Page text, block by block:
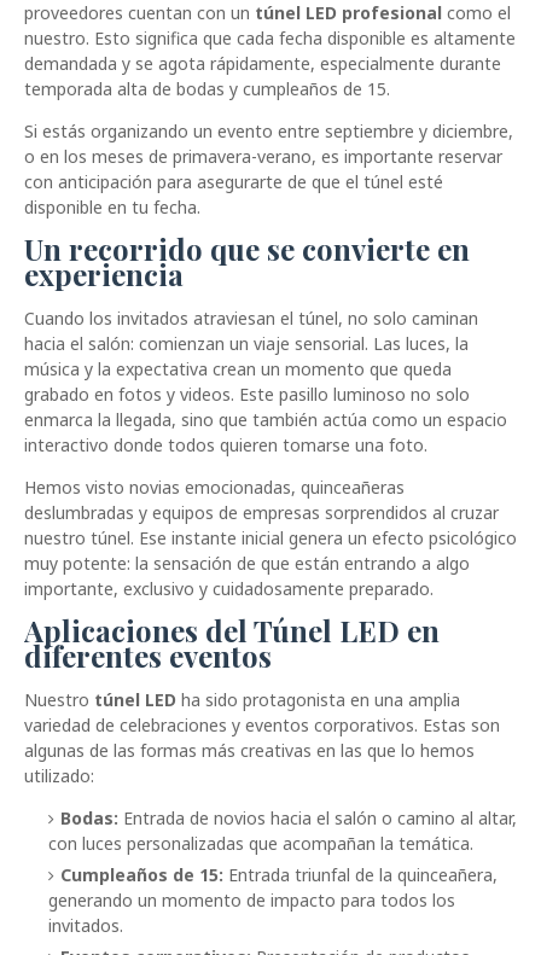
proveedores cuentan con un túnel LED profesional como el
nuestro. Esto significa que cada fecha disponible es altamente
demandada y se agota rápidamente, especialmente durante
temporada alta de bodas y cumpleaños de 15.
Si estás organizando un evento entre septiembre y diciembre,
o en los meses de primavera-verano, es importante reservar
con anticipación para asegurarte de que el túnel esté
disponible en tu fecha.
Un recorrido que se convierte en
experiencia
Cuando los invitados atraviesan el túnel, no solo caminan
hacia el salón: comienzan un viaje sensorial. Las luces, la
música y la expectativa crean un momento que queda
grabado en fotos y videos. Este pasillo luminoso no solo
enmarca la llegada, sino que también actúa como un espacio
interactivo donde todos quieren tomarse una foto.
Hemos visto novias emocionadas, quinceañeras
deslumbradas y equipos de empresas sorprendidos al cruzar
nuestro túnel. Ese instante inicial genera un efecto psicológico
muy potente: la sensación de que están entrando a algo
importante, exclusivo y cuidadosamente preparado.
Aplicaciones del Túnel LED en
diferentes eventos
Nuestro túnel LED ha sido protagonista en una amplia
variedad de celebraciones y eventos corporativos. Estas son
algunas de las formas más creativas en las que lo hemos
utilizado:
Bodas: Entrada de novios hacia el salón o camino al altar,
con luces personalizadas que acompañan la temática.
Cumpleaños de 15: Entrada triunfal de la quinceañera,
generando un momento de impacto para todos los
invitados.